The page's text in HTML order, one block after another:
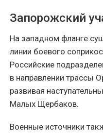
Запорожский
На западном фланге
линии боевого
Российские
в направлении трассы
развивая
Малых Щербаков.
Военные источники